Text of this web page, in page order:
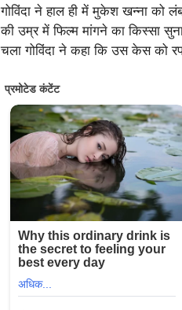
गोविंदा ने हाल ही में मुकेश खन्ना को
की उम्र में फिल्म मांगने का किस्सा
चला गोविंदा ने कहा कि उस केस को